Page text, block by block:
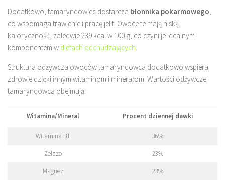
Dodatkowo, tamaryndowiec dostarcza błonnika pokarmowego,
co wspomaga trawienie i pracę jelit. Owoce te mają niską
kaloryczność, zaledwie 239 kcal w 100 g, co czyni je idealnym
komponentem w dietach odchudzających.
Struktura odżywcza owoców tamaryndowca dodatkowo wspiera
zdrowie dzięki innym witaminom i minerałom. Wartości odżywcze
tamaryndowca obejmują:
Witamina/Mineral Procent dziennej dawki
Witamina B1 36%
Żelazo 23%
Magnez 23%